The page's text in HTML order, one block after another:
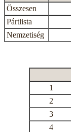
Összesen
Pártlista
Nemzetiség
1
2
3
4